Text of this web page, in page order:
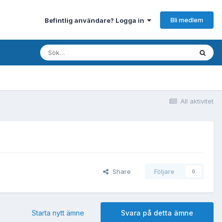
Befintlig användare? Logga in Bli medlem
All aktivitet
Share Följare 0
Svara på detta ämne
Starta nytt ämne